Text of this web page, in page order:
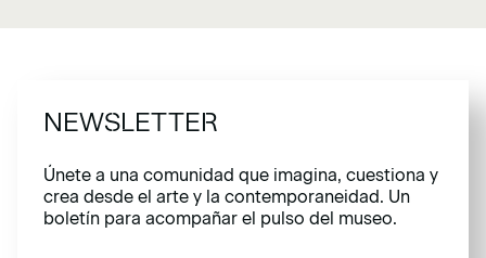
NEWSLETTER
Únete a una comunidad que imagina, cuestiona y
crea desde el arte y la contemporaneidad. Un
boletín para acompañar el pulso del museo.